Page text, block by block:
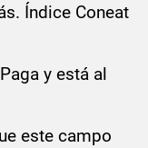
Índice Coneat
y está al
este campo